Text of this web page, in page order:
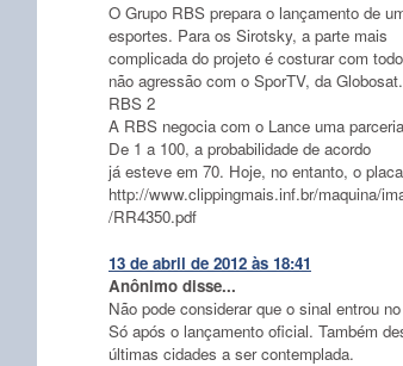
O Grupo RBS prepara o lançamento de
esportes. Para os Sirotsky, a parte mais
complicada do projeto é costurar com
não agressão com o SporTV, da Globosat.
RBS 2
A RBS negocia com o Lance uma
De 1 a 100, a probabilidade de acordo
já esteve em 70. Hoje, no entanto, o
http://www.clippingmais.inf.br/maquina/
/RR4350.pdf
13 de abril de 2012 às 18:41
Anônimo disse...
Não pode considerar que o sinal entrou
Só após o lançamento oficial. Também
últimas cidades a ser contemplada.